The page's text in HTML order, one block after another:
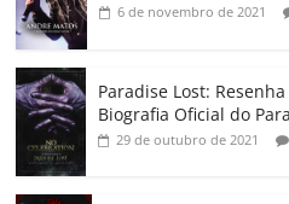
6 de novembro de 2021
Paradise Lost:
Biografia Oficial do
29 de outubro de 2021